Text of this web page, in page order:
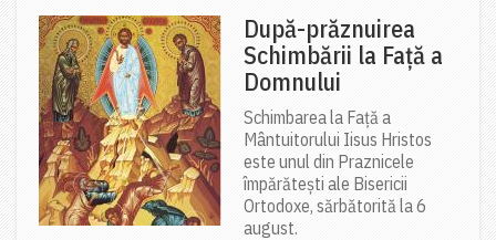
După-prăznuirea
Schimbării la Față a
Domnului
Schimbarea la Față a
Mântuitorului Iisus Hristos
este unul din Praznicele
împărătești ale Bisericii
Ortodoxe, sărbătorită la 6
august.